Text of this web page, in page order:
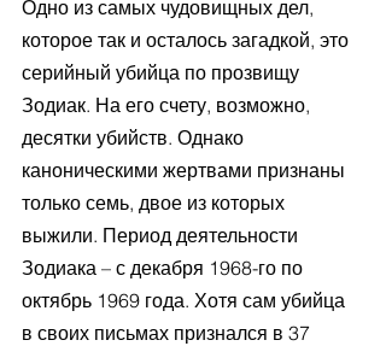
Одно из самых чудовищных дел,
которое так и осталось загадкой, это
серийный убийца по прозвищу
Зодиак. На его счету, возможно,
десятки убийств. Однако
каноническими жертвами признаны
только семь, двое из которых
выжили. Период деятельности
Зодиака – с декабря 1968-го по
октябрь 1969 года. Хотя сам убийца
в своих письмах признался в 37